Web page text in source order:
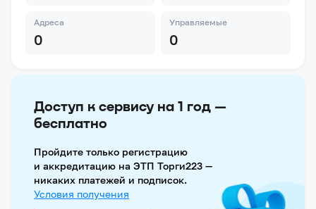
Адреса
0
Управляемые
0
Доступ к сервису на 1 год —
бесплатно
Пройдите только регистрацию
и аккредитацию на ЭТП Торги223 —
никаких платежей и подписок.
Условия получения